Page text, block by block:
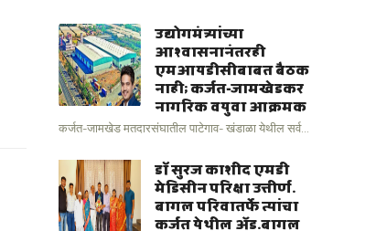
उद्योगमंत्र्यांच्या
आश्वासनानंतरही
एमआयडीसीबाबत बैठक
नाही; कर्जत-जामखेडकर
नागरिक वयुवा आक्रमक
कर्जत-जामखेड मतदारसंघातील पाटेगाव- खंडाळा येथील सर्व...
डॉ सुरज काशीद एमडी
मेडिसीन परिक्षा उत्तीर्ण.
बागल परिवातर्फे त्यांचा
कर्जत येथील अ‍ॅड.बागल